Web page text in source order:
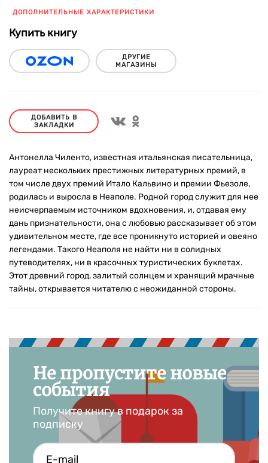
ДОПОЛНИТЕЛЬНЫЕ ХАРАКТЕРИСТИКИ
Купить книгу
ДРУГИЕ
МАГАЗИНЫ
ДОБАВИТЬ В
ЗАКЛАДКИ
Антонелла Чиленто, известная итальянская писательница,
лауреат нескольких престижных литературных премий, в
том числе двух премий Итало Кальвино и премии Фьезоле,
родилась и выросла в Неаполе. Родной город служит для нее
неисчерпаемым источником вдохновения, и, отдавая ему
дань признательности, она с любовью рассказывает об этом
удивительном месте, где все проникнуто историей и овеяно
легендами. Такого Неаполя не найти ни в солидных
путеводителях, ни в красочных туристических буклетах.
Этот древний город, залитый солнцем и хранящий мрачные
тайны, открывается читателю с неожиданной стороны.
Не пропустите новые
события
Получите книгу в подарок за
подписку